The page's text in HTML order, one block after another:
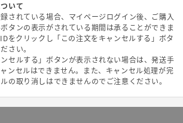
いて
されている場合、マイページログイン後、ご購入
タンの表示がされている期間は承ることができま
をクリックし「この注文をキャンセルする」ボタ
さい。
セルする」ボタンが表示されない場合は、発送手
ンセルはできません。また、キャンセル処理が完
の取り消しはできませんのでご注意ください。